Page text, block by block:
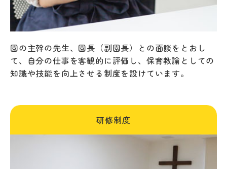
園の主幹の先生、園長（副園長）との面談をとおし
て、自分の仕事を客観的に評価し、保育教諭としての
知識や技能を向上させる制度を設けています。
研修制度